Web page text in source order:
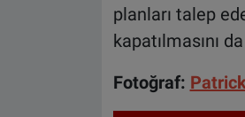
planları talep
kapatılmasını
Fotoğraf: